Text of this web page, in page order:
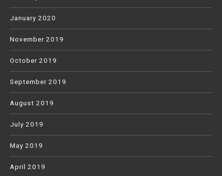
January 2020
November 2019
October 2019
September 2019
August 2019
July 2019
May 2019
April 2019